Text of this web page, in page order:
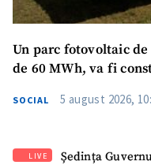
Un parc fotovoltaic de
de 60 MWh, va fi
SOCIAL 5 august 2026,
LIVE
Ședința